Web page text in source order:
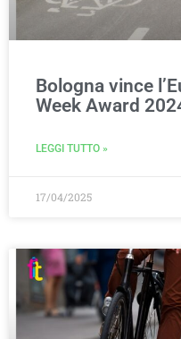
Bologna vince
Week Award
LEGGI TUTTO »
17/04/2025